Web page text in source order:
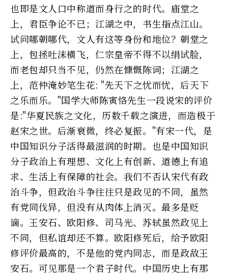
也即是文人口中称道而身行之的时代。庙堂之
上，君臣争论不已；江湖之中，书生指点江山。
试问哪朝哪代，文人有这等身份和地位？朝堂之
上，包拯吐沫横飞，仁宗皇帝不得不以绢试脸，
而老包却只当不见，仍然在慷慨陈词；江湖之
上，范仲淹妙笔生花: "先天下之忧而忧，后天下
之乐而乐。"国学大师陈寅恪先生一段说宋的评价
是:"华夏民族之文化，历数千载之演进，而造极于
赵宋之世。后渐衰微，终必复振。"有宋一代，是
中国知识分子活得最滋润的时期。也是中国知识
分子政治上有理想、文化上有创新、道德上有追
求、生活上有保障的社会。我们不否认宋代有政
治斗争，但政治斗争往往只是政见的不同，虽然
有党同伐异，但没有从肉体上消灭。最多是贬
谪。王安石、欧阳修、司马光、苏轼虽然政见上
不同，但私谊却还不算。欧阳修死后，给予欧阳
修评价最高的，不是他的党内同志，而是政敌王
安石。可见那是一个君子时代。中国历史上有那